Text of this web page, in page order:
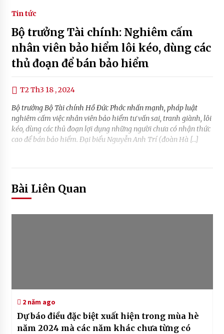
Tin tức
Bộ trưởng Tài chính: Nghiêm cấm
nhân viên bảo hiểm lôi kéo, dùng các
thủ đoạn để bán bảo hiểm
T2 Th3 18 , 2024
Bộ trưởng Bộ Tài chính Hồ Đức Phớc nhấn mạnh, pháp luật
nghiêm cấm việc nhân viên bảo hiểm tư vấn sai, tranh giành, lôi
kéo, dùng các thủ đoạn lợi dụng những người chưa có nhận thức
cao để bán bảo hiểm. Đại biểu Nguyễn Anh Trí (đoàn Hà […]
Bài Liên Quan
2 năm ago
Dự báo điều đặc biệt xuất hiện trong mùa hè
năm 2024 mà các năm khác chưa từng có